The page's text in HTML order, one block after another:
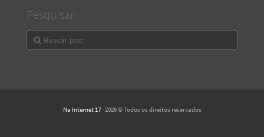
Pesquisar
Na Internet 17· 2026 © Todos os direitos reservados